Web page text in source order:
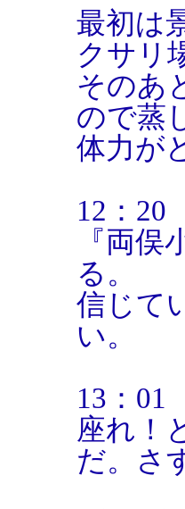
最初は
クサリ
そのあ
ので蒸
体力が
12：20
『両
る。
信じて
い。
13：01
座れ！
だ。さ